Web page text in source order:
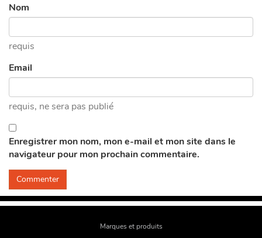
Nom
requis
Email
requis, ne sera pas publié
Enregistrer mon nom, mon e-mail et mon site dans le
navigateur pour mon prochain commentaire.
Marques et produits